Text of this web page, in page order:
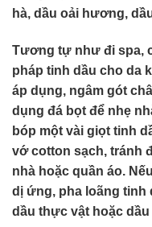
hà, dầu oải hương,
Tương tự như đi spa,
pháp tinh dầu cho da
áp dụng, ngâm gót
dụng đá bọt để nhẹ
bóp một vài giọt tinh
vớ cotton sạch, tránh
nhà hoặc quần áo.
dị ứng, pha loãng tinh
dầu thực vật hoặc dầu